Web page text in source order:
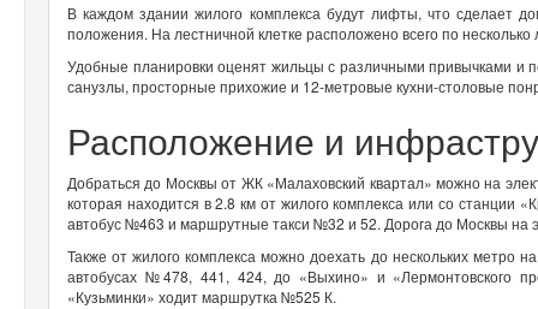
В каждом здании жилого комплекса будут лифты, что сделает
положения. На лестничной клетке расположено всего по
Удобные планировки оценят жильцы с различными привычками
санузлы, просторные прихожие и 12-метровые кухни-столовые
Расположение и
Добраться до Москвы от ЖК «Малаховский квартал» можно на
которая находится в 2.8 км от жилого комплекса или со
автобус №463 и маршрутные такси №32 и 52. Дорога до Москвы на
Также от жилого комплекса можно доехать до нескольких метро
автобусах №478, 441, 424, до «Выхино» и «Лермонтовского
«Кузьминки» ходит маршрутка №525 К.